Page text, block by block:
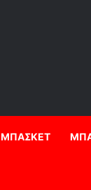
ΜΠΑΣΚΕΤ